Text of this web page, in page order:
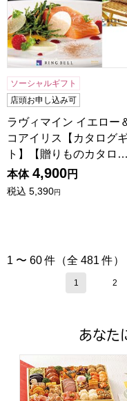
ソーシャルギフト
店頭お申し込み可
ラヴィマイン イエロー
コアイリス【カタログ
ト】【贈りものカタロ…
本体 4,900円
税込 5,390円
1 〜 60 件（全 481 件）
1 2
あなた
トップバリュ 和洋中